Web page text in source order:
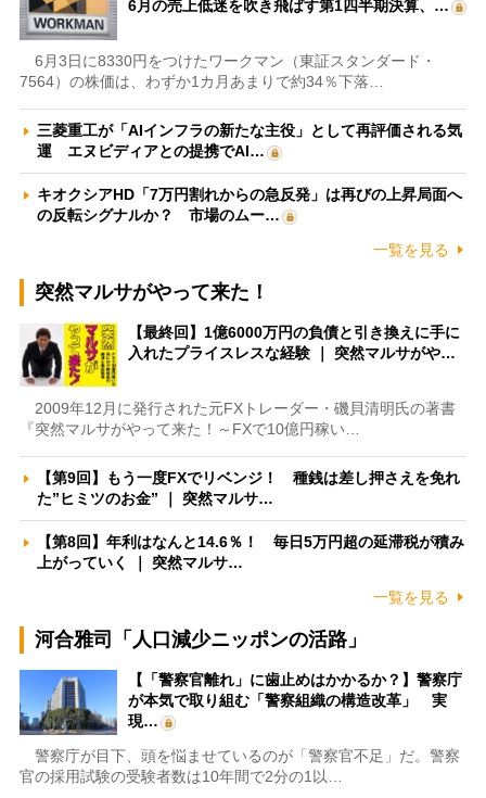
6月の売上低迷を吹き飛ばす第1四半期決算、…
6月3日に8330円をつけたワークマン（東証スタンダード・
7564）の株価は、わずか1カ月あまりで約34％下落…
三菱重工が「AIインフラの新たな主役」として再評価される気
運 エヌビディアとの提携でAI…
キオクシアHD「7万円割れからの急反発」は再びの上昇局面へ
の反転シグナルか？ 市場のムー…
一覧を見る
突然マルサがやって来た！
【最終回】1億6000万円の負債と引き換えに手に
入れたプライスレスな経験 ｜ 突然マルサがや…
2009年12月に発行された元FXトレーダー・磯貝清明氏の著書
『突然マルサがやって来た！～FXで10億円稼い…
【第9回】もう一度FXでリベンジ！ 種銭は差し押さえを免れ
た”ヒミツのお金” ｜ 突然マルサ…
【第8回】年利はなんと14.6％！ 毎日5万円超の延滞税が積み
上がっていく ｜ 突然マルサ…
一覧を見る
河合雅司「人口減少ニッポンの活路」
【「警察官離れ」に歯止めはかかるか？】警察庁
が本気で取り組む「警察組織の構造改革」 実
現…
警察庁が目下、頭を悩ませているのが「警察官不足」だ。警察
官の採用試験の受験者数は10年間で2分の1以…